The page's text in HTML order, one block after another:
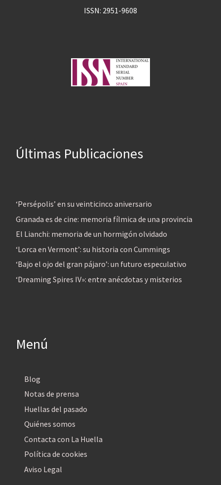
ISSN: 2951-9608
Últimas Publicaciones
‘Persépolis’ en su veinticinco aniversario
Granada es de cine: memoria fílmica de una provincia
El Lianchi: memoria de un hormigón olvidado
‘Lorca en Vermont’: su historia con Cummings
‘Bajo el ojo del gran pájaro’: un futuro especulativo
‘Dreaming Spires IV»: entre anécdotas y misterios
Menú
Blog
Notas de prensa
Huellas del pasado
Quiénes somos
Contacta con La Huella
Política de cookies
Aviso Legal